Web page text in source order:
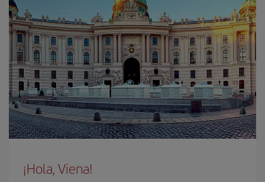
¡Hola, Viena!